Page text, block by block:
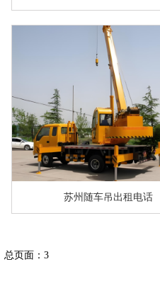
苏州随车吊出租电话
总页面：3